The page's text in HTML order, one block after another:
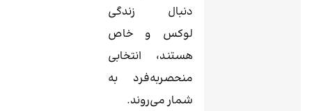
دنبال زندگی
لوکس و خاص
هستند، انتخابی
منحصربه‌فرد به
شمار می‌روند.